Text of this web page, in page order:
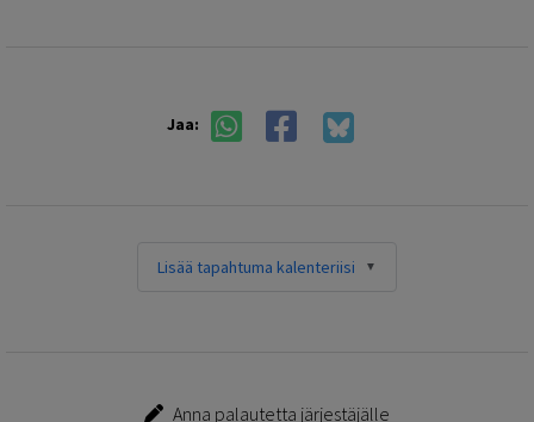
Jaa:
Lisää tapahtuma kalenteriisi
Anna palautetta järjestäjälle